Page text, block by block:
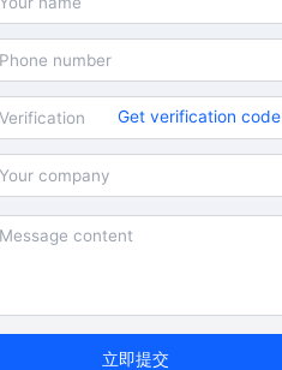
Get verification code
立即提交